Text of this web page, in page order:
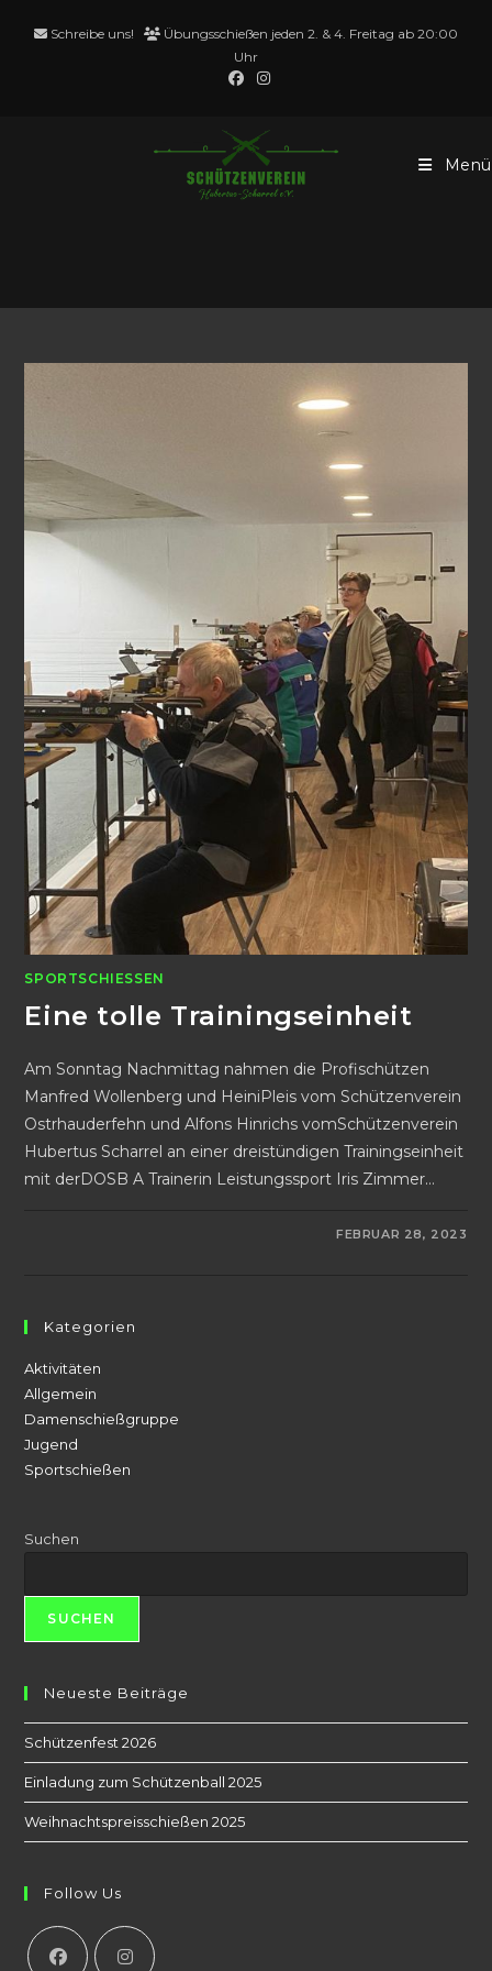
Inhalt Schreibe uns!
Übungsschießen jeden 2. & 4. Freitag ab 20:00
Uhr
Menü
SPORTSCHIESSEN
Eine tolle Trainingseinheit
Am Sonntag Nachmittag nahmen die Profischützen
Manfred Wollenberg und HeiniPleis vom Schützenverein
Ostrhauderfehn und Alfons Hinrichs vomSchützenverein
Hubertus Scharrel an einer dreistündigen Trainingseinheit
mit derDOSB A Trainerin Leistungssport Iris Zimmer…
FEBRUAR 28, 2023
Kategorien
Aktivitäten
Allgemein
Damenschießgruppe
Jugend
Sportschießen
Suchen
SUCHEN
Neueste Beiträge
Schützenfest 2026
Einladung zum Schützenball 2025
Weihnachtspreisschießen 2025
Follow Us